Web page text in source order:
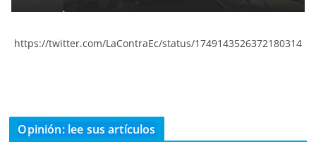
https://twitter.com/LaContraEc/status/1749143526372180314
Opinión: lee sus artículos